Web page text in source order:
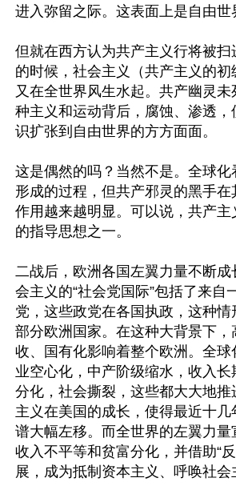
进入弥留之际。这表面上是自由世
但就在西方认为共产主义行将被扫
的时候，社会主义（共产主义的初
又在全世界风生水起。共产幽灵
种主义和运动背后，腐蚀、渗透
识扩张到自由世界的方方面面。
这是偶然的吗？当然不是。全球化
形成的过程，但共产邪灵的黑手在
作用越来越明显。可以说，共产
的指导思想之一。
二战后，欧洲各国左翼力量不断成
会主义的“社会党国际”包括了来自
党，这些政党在各国执政，这种情
部分欧洲国家。在这种大背景下，
收、国有化影响着整个欧洲。全
业空心化，中产阶级缩水，收入长
分化，社会撕裂，这些都大大地推
主义在美国的成长，使得最近十
谱大幅左移。而全世界的左翼力
收入不平等和贫富分化，并借助“
展，成为抵制资本主义、呼唤社会